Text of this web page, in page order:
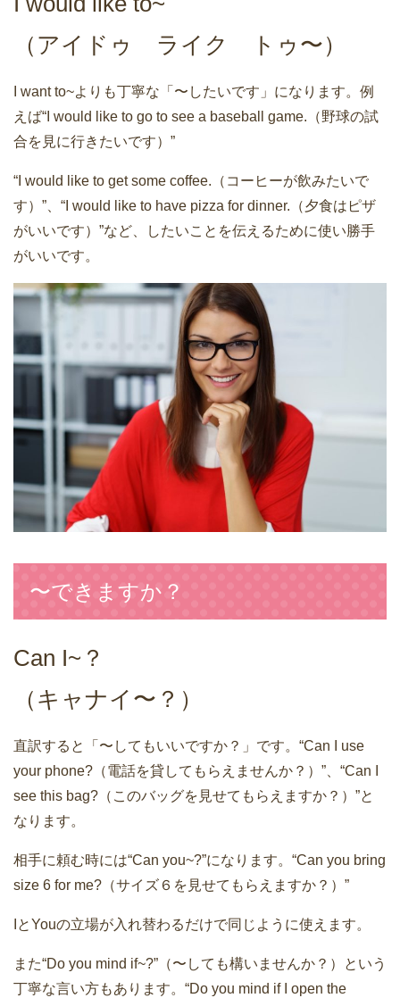
（アイドゥ ライク トゥ〜）
I want to~よりも丁寧な「〜したいです」になります。例
えば“I would like to go to see a baseball game.（野球の試
合を見に行きたいです）”
“I would like to get some coffee.（コーヒーが飲みたいで
す）”、“I would like to have pizza for dinner.（夕食はピザ
がいいです）”など、したいことを伝えるために使い勝手
がいいです。
〜できますか？
Can I~？
（キャナイ〜？）
直訳すると「〜してもいいですか？」です。“Can I use
your phone?（電話を貸してもらえませんか？）”、“Can I
see this bag?（このバッグを見せてもらえますか？）”と
なります。
相手に頼む時には“Can you~?”になります。“Can you bring
size 6 for me?（サイズ６を見せてもらえますか？）”
IとYouの立場が入れ替わるだけで同じように使えます。
また“Do you mind if~?”（〜しても構いませんか？）という
丁寧な言い方もあります。“Do you mind if I open the